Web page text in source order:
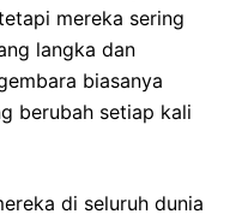
mereka sering
langka dan
biasanya
berubah setiap kali
di seluruh dunia